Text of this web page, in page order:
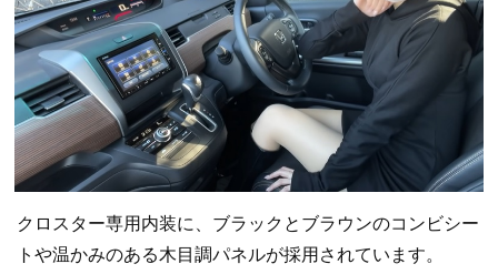
クロスター専用内装に、ブラックとブラウンのコンビシー
トや温かみのある木目調パネルが採用されています。